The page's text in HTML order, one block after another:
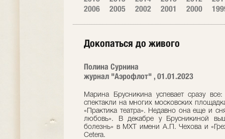
2006
2005 2002 2001 2000
Докопаться до живого
Полина Сурнина
журнал "Аэрофлот" , 01.01.2023
Марина Брусникина успевает сразу
спектакли на многих московских
«Практика театра». Недавно она еще и
любовь». В декабре у Брусникиной
болезнь» в МХТ имени А.П. Чехова и
Cetera.